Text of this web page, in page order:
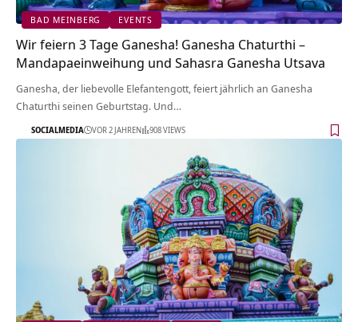
BAD MEINBERG EVENTS
Wir feiern 3 Tage Ganesha! Ganesha Chaturthi –
Mandapaeinweihung und Sahasra Ganesha Utsava
Ganesha, der liebevolle Elefantengott, feiert jährlich an Ganesha
Chaturthi seinen Geburtstag. Und…
SOCIALMEDIA VOR 2 JAHREN 908 VIEWS